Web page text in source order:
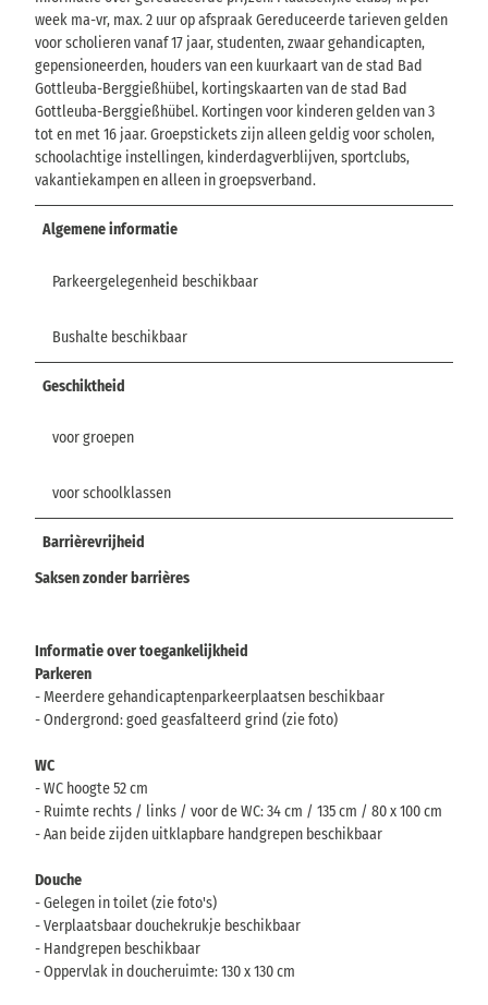
week ma-vr, max. 2 uur op afspraak Gereduceerde tarieven gelden
voor scholieren vanaf 17 jaar, studenten, zwaar gehandicapten,
gepensioneerden, houders van een kuurkaart van de stad Bad
Gottleuba-Berggießhübel, kortingskaarten van de stad Bad
Gottleuba-Berggießhübel. Kortingen voor kinderen gelden van 3
tot en met 16 jaar. Groepstickets zijn alleen geldig voor scholen,
schoolachtige instellingen, kinderdagverblijven, sportclubs,
vakantiekampen en alleen in groepsverband.
Algemene informatie
Parkeergelegenheid beschikbaar
Bushalte beschikbaar
Geschiktheid
voor groepen
voor schoolklassen
Barrièrevrijheid
Saksen zonder barrières
Informatie over toegankelijkheid
Parkeren
- Meerdere gehandicaptenparkeerplaatsen beschikbaar
- Ondergrond: goed geasfalteerd grind (zie foto)
WC
- WC hoogte 52 cm
- Ruimte rechts / links / voor de WC: 34 cm / 135 cm / 80 x 100 cm
- Aan beide zijden uitklapbare handgrepen beschikbaar
Douche
- Gelegen in toilet (zie foto's)
- Verplaatsbaar douchekrukje beschikbaar
- Handgrepen beschikbaar
- Oppervlak in doucheruimte: 130 x 130 cm